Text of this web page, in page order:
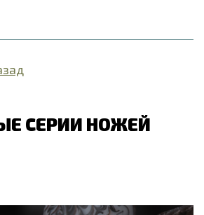
СЕРИИ НОЖЕЙ